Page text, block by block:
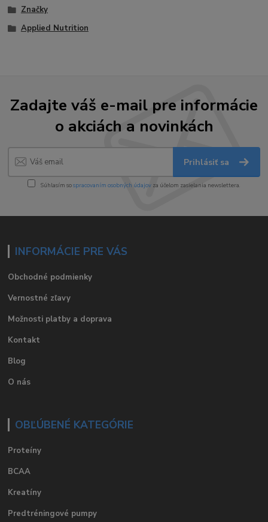
Značky
Applied Nutrition
Zadajte váš e-mail pre informácie
o akciách a novinkách
Prihlásiť sa
Súhlasím sospracovaním osobných údajov za účelom zasielania newslettera.
INFORMÁCIE PRE VÁS
Obchodné podmienky
Vernostné zľavy
Možnosti platby a doprava
Kontakt
Blog
O nás
OBĽÚBENÉ KATEGÓRIE
Proteíny
BCAA
Kreatíny
Predtréningové pumpy